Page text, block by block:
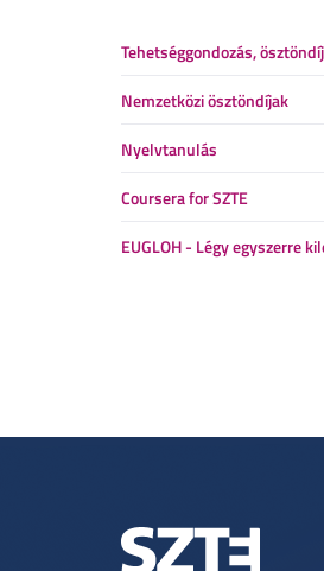
Tehetséggondozás,
Nemzetközi ösztöndíjak
Nyelvtanulás
Coursera for SZTE
EUGLOH - Légy egyszerre